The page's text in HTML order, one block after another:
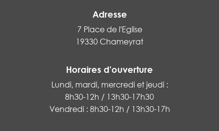
Adresse
7 Place de l'Eglise
19330 Chameyrat
Horaires d'ouverture
Lundi, mardi, mercredi et jeudi :
8h30-12h / 13h30-17h30
Vendredi : 8h30-12h / 13h30-17h